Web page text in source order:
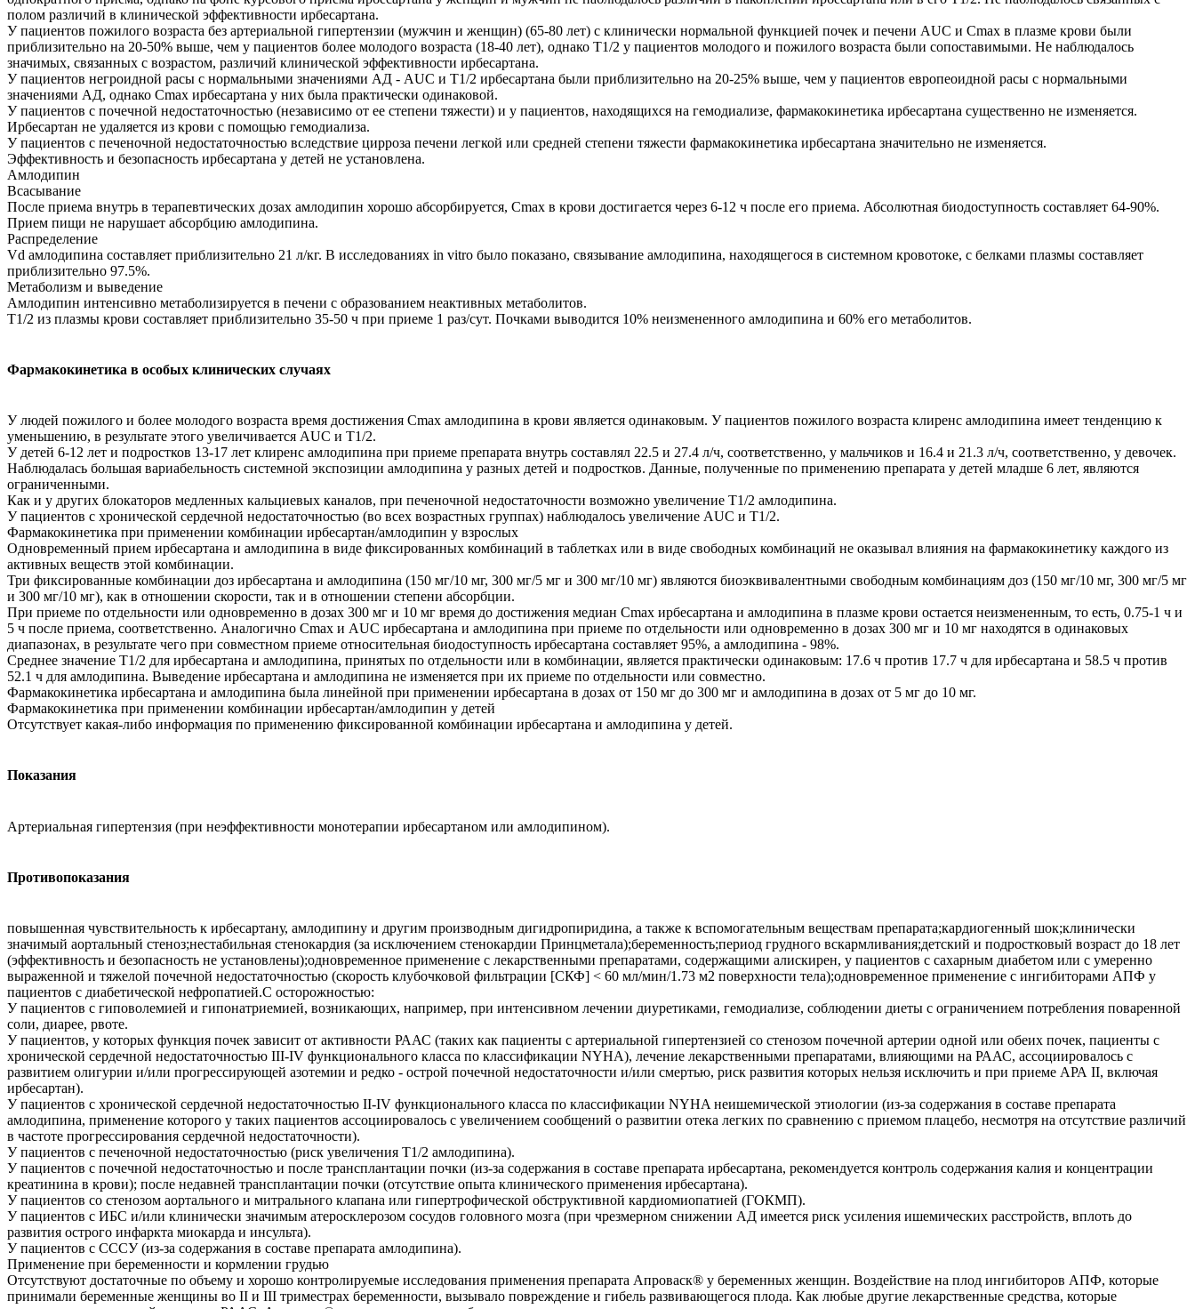
полом различий в клинической эффективности ирбесартана.
У пациентов пожилого возраста без артериальной гипертензии (мужчин и женщин) (65-80 лет) с клинически нормальной функцией почек и печени AUC и Cmax в плазме крови были
приблизительно на 20-50% выше, чем у пациентов более молодого возраста (18-40 лет), однако T1/2 у пациентов молодого и пожилого возраста были сопоставимыми. Не наблюдалось
значимых, связанных с возрастом, различий клинической эффективности ирбесартана.
У пациентов негроидной расы с нормальными значениями АД - AUC и T1/2 ирбесартана были приблизительно на 20-25% выше, чем у пациентов европеоидной расы с нормальными
значениями АД, однако Cmax ирбесартана у них была практически одинаковой.
У пациентов с почечной недостаточностью (независимо от ее степени тяжести) и у пациентов, находящихся на гемодиализе, фармакокинетика ирбесартана существенно не изменяется.
Ирбесартан не удаляется из крови с помощью гемодиализа.
У пациентов с печеночной недостаточностью вследствие цирроза печени легкой или средней степени тяжести фармакокинетика ирбесартана значительно не изменяется.
Эффективность и безопасность ирбесартана у детей не установлена.
Амлодипин
Всасывание
После приема внутрь в терапевтических дозах амлодипин хорошо абсорбируется, Cmax в крови достигается через 6-12 ч после его приема. Абсолютная биодоступность составляет 64-90%.
Прием пищи не нарушает абсорбцию амлодипина.
Распределение
Vd амлодипина составляет приблизительно 21 л/кг. В исследованиях in vitro было показано, связывание амлодипина, находящегося в системном кровотоке, с белками плазмы составляет
приблизительно 97.5%.
Метаболизм и выведение
Амлодипин интенсивно метаболизируется в печени с образованием неактивных метаболитов.
T1/2 из плазмы крови составляет приблизительно 35-50 ч при приеме 1 раз/сут. Почками выводится 10% неизмененного амлодипина и 60% его метаболитов.
Фармакокинетика в особых клинических случаях
У людей пожилого и более молодого возраста время достижения Cmax амлодипина в крови является одинаковым. У пациентов пожилого возраста клиренс амлодипина имеет тенденцию к
уменьшению, в результате этого увеличивается AUC и T1/2.
У детей 6-12 лет и подростков 13-17 лет клиренс амлодипина при приеме препарата внутрь составлял 22.5 и 27.4 л/ч, соответственно, у мальчиков и 16.4 и 21.3 л/ч, соответственно, у девочек.
Наблюдалась большая вариабельность системной экспозиции амлодипина у разных детей и подростков. Данные, полученные по применению препарата у детей младше 6 лет, являются
ограниченными.
Как и у других блокаторов медленных кальциевых каналов, при печеночной недостаточности возможно увеличение T1/2 амлодипина.
У пациентов с хронической сердечной недостаточностью (во всех возрастных группах) наблюдалось увеличение AUC и T1/2.
Фармакокинетика при применении комбинации ирбесартан/амлодипин у взрослых
Одновременный прием ирбесартана и амлодипина в виде фиксированных комбинаций в таблетках или в виде свободных комбинаций не оказывал влияния на фармакокинетику каждого из
активных веществ этой комбинации.
Три фиксированные комбинации доз ирбесартана и амлодипина (150 мг/10 мг, 300 мг/5 мг и 300 мг/10 мг) являются биоэквивалентными свободным комбинациям доз (150 мг/10 мг, 300 мг/5 мг
и 300 мг/10 мг), как в отношении скорости, так и в отношении степени абсорбции.
При приеме по отдельности или одновременно в дозах 300 мг и 10 мг время до достижения медиан Cmax ирбесартана и амлодипина в плазме крови остается неизмененным, то есть, 0.75-1 ч и
5 ч после приема, соответственно. Аналогично Cmax и AUC ирбесартана и амлодипина при приеме по отдельности или одновременно в дозах 300 мг и 10 мг находятся в одинаковых
диапазонах, в результате чего при совместном приеме относительная биодоступность ирбесартана составляет 95%, а амлодипина - 98%.
Среднее значение T1/2 для ирбесартана и амлодипина, принятых по отдельности или в комбинации, является практически одинаковым: 17.6 ч против 17.7 ч для ирбесартана и 58.5 ч против
52.1 ч для амлодипина. Выведение ирбесартана и амлодипина не изменяется при их приеме по отдельности или совместно.
Фармакокинетика ирбесартана и амлодипина была линейной при применении ирбесартана в дозах от 150 мг до 300 мг и амлодипина в дозах от 5 мг до 10 мг.
Фармакокинетика при применении комбинации ирбесартан/амлодипин у детей
Отсутствует какая-либо информация по применению фиксированной комбинации ирбесартана и амлодипина у детей.
Показания
Артериальная гипертензия (при неэффективности монотерапии ирбесартаном или амлодипином).
Противопоказания
повышенная чувствительность к ирбесартану, амлодипину и другим производным дигидропиридина, а также к вспомогательным веществам препарата;кардиогенный шок;клинически
значимый аортальный стеноз;нестабильная стенокардия (за исключением стенокардии Принцметала);беременность;период грудного вскармливания;детский и подростковый возраст до 18 лет
(эффективность и безопасность не установлены);одновременное применение с лекарственными препаратами, содержащими алискирен, у пациентов с сахарным диабетом или с умеренно
выраженной и тяжелой почечной недостаточностью (скорость клубочковой фильтрации [СКФ] < 60 мл/мин/1.73 м2 поверхности тела);одновременное применение с ингибиторами АПФ у
пациентов с диабетической нефропатией.С осторожностью:
У пациентов с гиповолемией и гипонатриемией, возникающих, например, при интенсивном лечении диуретиками, гемодиализе, соблюдении диеты с ограничением потребления поваренной
соли, диарее, рвоте.
У пациентов, у которых функция почек зависит от активности РААС (таких как пациенты с артериальной гипертензией со стенозом почечной артерии одной или обеих почек, пациенты с
хронической сердечной недостаточностью III-IV функционального класса по классификации NYHA), лечение лекарственными препаратами, влияющими на РААС, ассоциировалось с
развитием олигурии и/или прогрессирующей азотемии и редко - острой почечной недостаточности и/или смертью, риск развития которых нельзя исключить и при приеме АРА II, включая
ирбесартан).
У пациентов с хронической сердечной недостаточностью II-IV функционального класса по классификации NYHA неишемической этиологии (из-за содержания в составе препарата
амлодипина, применение которого у таких пациентов ассоциировалось с увеличением сообщений о развитии отека легких по сравнению с приемом плацебо, несмотря на отсутствие различий
в частоте прогрессирования сердечной недостаточности).
У пациентов с печеночной недостаточностью (риск увеличения T1/2 амлодипина).
У пациентов с почечной недостаточностью и после трансплантации почки (из-за содержания в составе препарата ирбесартана, рекомендуется контроль содержания калия и концентрации
креатинина в крови); после недавней трансплантации почки (отсутствие опыта клинического применения ирбесартана).
У пациентов со стенозом аортального и митрального клапана или гипертрофической обструктивной кардиомиопатией (ГОКМП).
У пациентов с ИБС и/или клинически значимым атеросклерозом сосудов головного мозга (при чрезмерном снижении АД имеется риск усиления ишемических расстройств, вплоть до
развития острого инфаркта миокарда и инсульта).
У пациентов с СССУ (из-за содержания в составе препарата амлодипина).
Применение при беременности и кормлении грудью
Отсутствуют достаточные по объему и хорошо контролируемые исследования применения препарата Апроваск® у беременных женщин. Воздействие на плод ингибиторов АПФ, которые
принимали беременные женщины во II и III триместрах беременности, вызывало повреждение и гибель развивающегося плода. Как любые другие лекарственные средства, которые